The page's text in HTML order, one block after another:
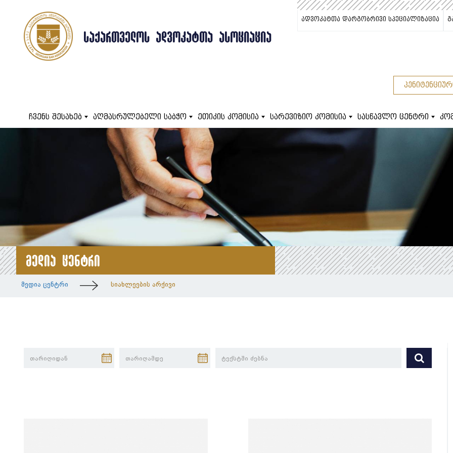
ᲡᲐᲥᲐᲠᲗᲕᲔᲚᲝᲡ ᲐᲓᲕᲝᲙᲐᲢᲗᲐ ᲐᲡᲝᲪᲘᲐᲪᲘᲐ
ადვოკატთა დარგობრივი სპეციალიზაცია
ჩვენს შესახებ აღმასრულებელი საბჭო ეთიკის კომისია სარევიზიო კომისია სასწავლო ცენტრი
მედია ცენტრი
მედია ცენტრი სიახლეების არქივი